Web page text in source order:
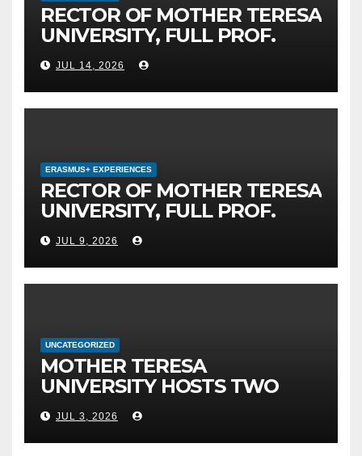
RECTOR OF MOTHER TERESA
UNIVERSITY, FULL PROF.
BEKIM FETAJI, PH.D.,
HOSTED AN OFFICIAL
MEETING WITH THE
GENERAL DIRECTOR OF JSC
JUL 14, 2026
ERASMUS+ EXPERIENCES
RECTOR OF MOTHER TERESA
UNIVERSITY, FULL PROF.
BEKIM FETAJI, PH.D., HOLDS
WORKING MEETING WITH
ASSOC. PROF. ALI ERDUMAN,
PH.D., DIRECTOR AT SUBÜ,
JUL 9, 2026
UNCATEGORIZED
MOTHER TERESA
UNIVERSITY HOSTS TWO
MAJOR INTERNATIONAL
SCIENTIFIC EVENTS – MTU
RECTOR FETAJI HOLDS
JUL 3, 2026